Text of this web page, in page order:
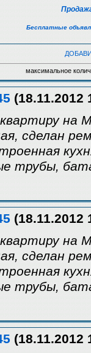
Бесплатные
максимальное
(18.11.2012
на
сделан
трубы,
(18.11.2012
на
сделан
трубы,
(18.11.2012